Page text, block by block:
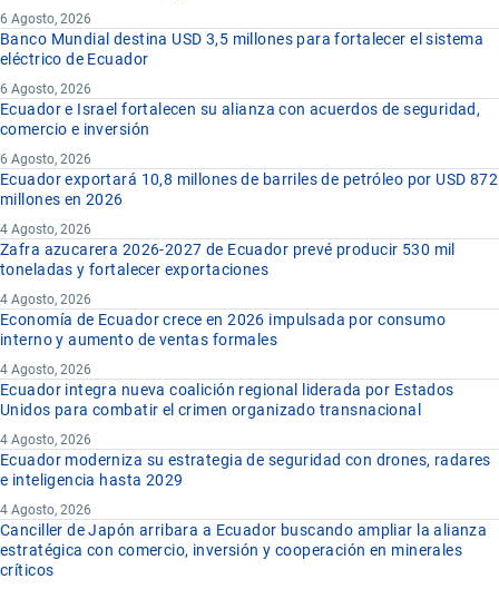
6 Agosto, 2026
Banco Mundial destina USD 3,5 millones para fortalecer el sistema
eléctrico de Ecuador
6 Agosto, 2026
Ecuador e Israel fortalecen su alianza con acuerdos de seguridad,
comercio e inversión
6 Agosto, 2026
Ecuador exportará 10,8 millones de barriles de petróleo por USD 872
millones en 2026
4 Agosto, 2026
Zafra azucarera 2026-2027 de Ecuador prevé producir 530 mil
toneladas y fortalecer exportaciones
4 Agosto, 2026
Economía de Ecuador crece en 2026 impulsada por consumo
interno y aumento de ventas formales
4 Agosto, 2026
Ecuador integra nueva coalición regional liderada por Estados
Unidos para combatir el crimen organizado transnacional
4 Agosto, 2026
Ecuador moderniza su estrategia de seguridad con drones, radares
e inteligencia hasta 2029
4 Agosto, 2026
Canciller de Japón arribara a Ecuador buscando ampliar la alianza
estratégica con comercio, inversión y cooperación en minerales
críticos